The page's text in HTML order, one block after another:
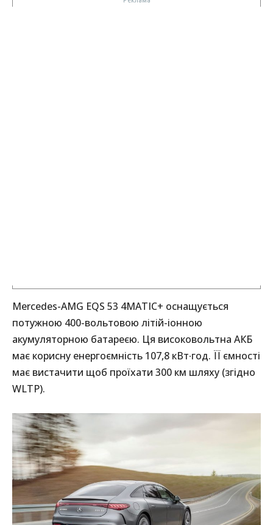
Mercedes-AMG EQS 53 4MATIC+ оснащується
потужною 400-вольтовою літій-іонною
акумуляторною батареєю. Ця високовольтна АКБ
має корисну енергоємність 107,8 кВт∙год. ЇЇ ємності
має вистачити щоб проїхати 300 км шляху (згідно
WLTP).